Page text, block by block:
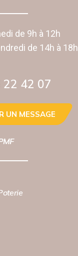
de 9h à 12h
de 14h à 18h
22 42 07‬
UN MESSAGE